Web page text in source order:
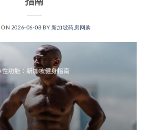
ON 2026-06-08 BY 新加坡药房网购